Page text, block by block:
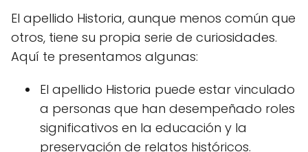
El apellido Historia, aunque menos común que
otros, tiene su propia serie de curiosidades.
Aquí te presentamos algunas:
El apellido Historia puede estar vinculado
a personas que han desempeñado roles
significativos en la educación y la
preservación de relatos históricos.